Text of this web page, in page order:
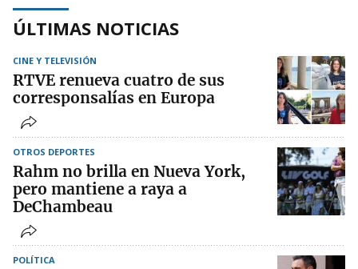
ÚLTIMAS NOTICIAS
CINE Y TELEVISIÓN
RTVE renueva cuatro de sus
corresponsalías en Europa
OTROS DEPORTES
Rahm no brilla en Nueva York,
pero mantiene a raya a
DeChambeau
POLÍTICA